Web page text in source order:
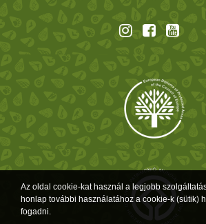
Az oldal cookie-kat használ a legjobb
honlap további használatához a cookie-k (sütik)
fogadni.